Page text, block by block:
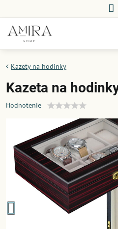
Kazety na hodinky
Kazeta na
Hodnotenie